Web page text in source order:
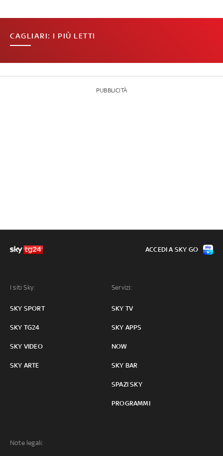
CAGLIARI: I PIÙ LETTI
PUBBLICITÀ
I siti Sky:
SKY SPORT
SKY TG24
SKY VIDEO
SKY ARTE
Servizi:
SKY TV
SKY APPS
NOW
SKY BAR
SPAZI SKY
PROGRAMMI
Note legali:
ACCEDI A SKY GO